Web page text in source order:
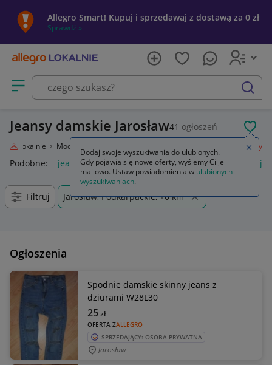
Allegro Smart! Kupuj i sprzedawaj z dostawą za 0 zł
Sprawdź »
Otwórz menu z kategoriami
szukaj
Jeansy damskie Jarosław41 ogłoszeń
Lokalnie Moda Jeansy
Podobne: jeansy jeansy damskie jeansy wendy trendy
Filtruj Jarosław, Podkarpackie, +0 km
Ogłoszenia
Spodnie damskie skinny jeans z
dziurami W28L30
OFERTA ZALLEGRO
25zł
SPRZEDAJĄCY: OSOBA PRYWATNA
Jarosław
Dodaj swoje wyszukiwania do ulubionych.
Gdy pojawią się nowe oferty, wyślemy Ci je
mailowo. Ustaw powiadomienia w ulubionych
wyszukiwaniach.